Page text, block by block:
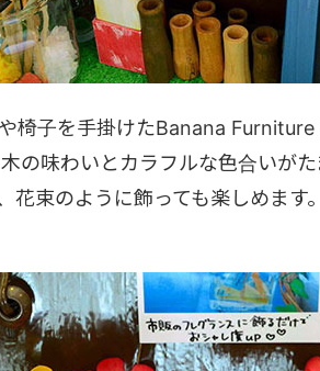
椅子を手掛けたBanana
の味わいとカラフルな色合いが
花束のように飾っても楽しめます。